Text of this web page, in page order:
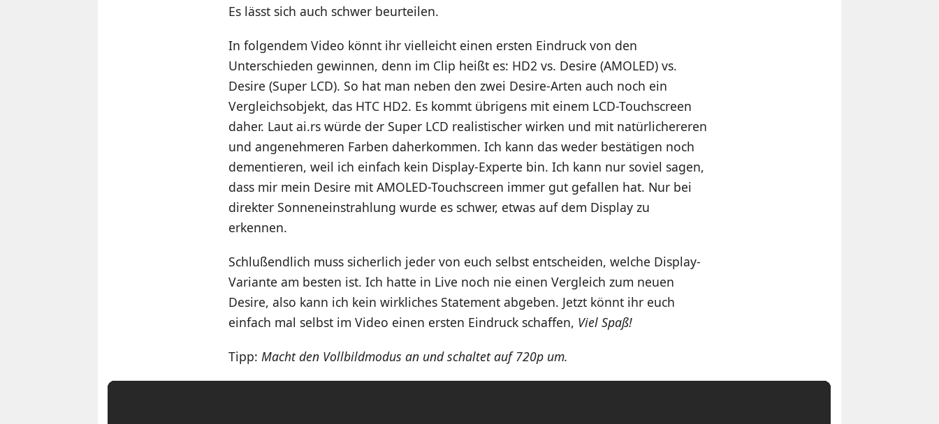
Es lässt sich auch schwer beurteilen.
In folgendem Video könnt ihr vielleicht einen ersten Eindruck von den
Unterschieden gewinnen, denn im Clip heißt es: HD2 vs. Desire (AMOLED) vs.
Desire (Super LCD). So hat man neben den zwei Desire-Arten auch noch ein
Vergleichsobjekt, das HTC HD2. Es kommt übrigens mit einem LCD-Touchscreen
daher. Laut ai.rs würde der Super LCD realistischer wirken und mit natürlichereren
und angenehmeren Farben daherkommen. Ich kann das weder bestätigen noch
dementieren, weil ich einfach kein Display-Experte bin. Ich kann nur soviel sagen,
dass mir mein Desire mit AMOLED-Touchscreen immer gut gefallen hat. Nur bei
direkter Sonneneinstrahlung wurde es schwer, etwas auf dem Display zu
erkennen.
Schlußendlich muss sicherlich jeder von euch selbst entscheiden, welche Display-
Variante am besten ist. Ich hatte in Live noch nie einen Vergleich zum neuen
Desire, also kann ich kein wirkliches Statement abgeben. Jetzt könnt ihr euch
einfach mal selbst im Video einen ersten Eindruck schaffen, Viel Spaß!
Tipp: Macht den Vollbildmodus an und schaltet auf 720p um.